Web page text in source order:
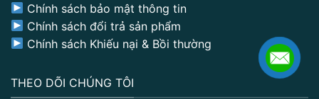
Chính sách bảo mật thông tin
Chính sách đổi trả sản phẩm
Chính sách Khiếu nại & Bồi thường
THEO DÕI CHÚNG TÔI